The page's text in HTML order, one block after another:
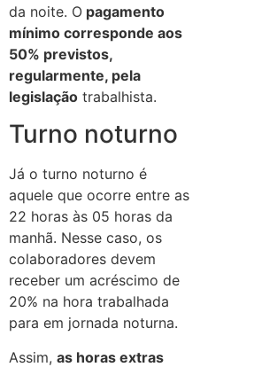
da noite. O pagamento
mínimo corresponde aos
50% previstos,
regularmente, pela
legislação trabalhista.
Turno noturno
Já o turno noturno é
aquele que ocorre entre as
22 horas às 05 horas da
manhã. Nesse caso, os
colaboradores devem
receber um acréscimo de
20% na hora trabalhada
para em jornada noturna.
Assim, as horas extras